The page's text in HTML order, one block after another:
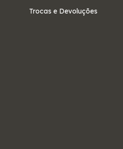
Trocas e Devoluções